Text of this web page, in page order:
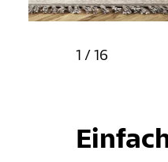
Variante: Basic, Farbton:
1 / 16